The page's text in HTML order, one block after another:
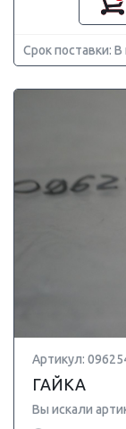
Срок поставки: В
Артикул:
ГАЙКА
Вы искали